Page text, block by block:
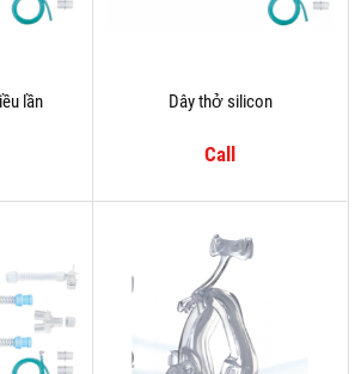
lần Dây thở silicon
Call